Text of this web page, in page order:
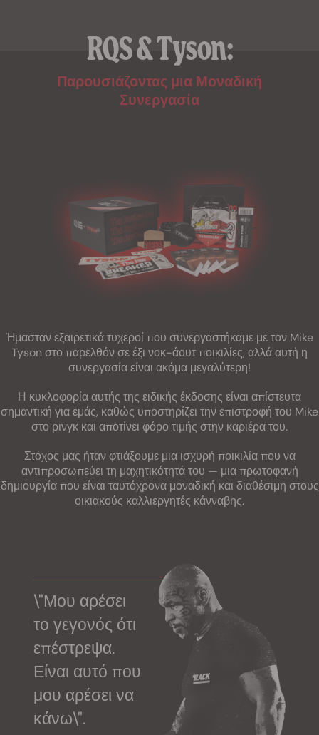
RQS & Tyson:
Παρουσιάζοντας μια Μοναδική
Συνεργασία
Ήμασταν εξαιρετικά τυχεροί που συνεργαστήκαμε με τον Mike
Tyson στο παρελθόν σε έξι νοκ-άουτ ποικιλίες, αλλά αυτή η
συνεργασία είναι ακόμα μεγαλύτερη!
Η κυκλοφορία αυτής της ειδικής έκδοσης είναι απίστευτα
σημαντική για εμάς, καθώς υποστηρίζει την επιστροφή του Mike
στο ρινγκ και αποτίνει φόρο τιμής στην καριέρα του.
Στόχος μας ήταν φτιάξουμε μια ισχυρή ποικιλία που να
αντιπροσωπεύει τη μαχητικότητά του — μια πρωτοφανή
δημιουργία που είναι ταυτόχρονα μοναδική και διαθέσιμη στους
οικιακούς καλλιεργητές κάνναβης.
\"Μου αρέσει
το γεγονός ότι
επέστρεψα.
Είναι αυτό που
μου αρέσει να
κάνω\".